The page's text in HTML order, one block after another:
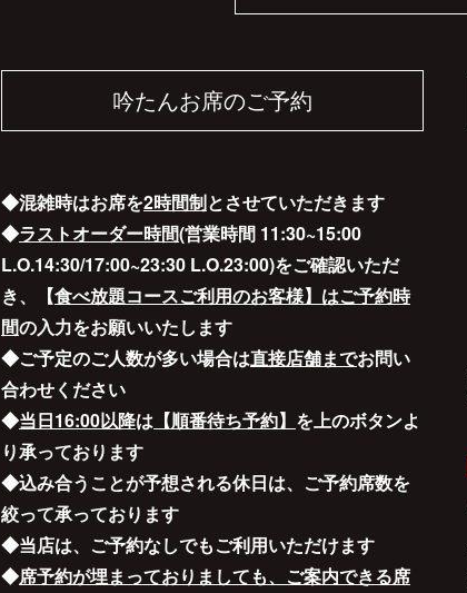
吟たんお席のご予約
◆混雑時はお席を2時間制とさせていただきます
◆ラストオーダー時間(営業時間 11:30~15:00
L.O.14:30/17:00~23:30 L.O.23:00)をご確認いただ
き、【食べ放題コースご利用のお客様】はご予約時
間の入力をお願いいたします
◆ご予定のご人数が多い場合は直接店舗までお問い
合わせください
◆当日16:00以降は 【順番待ち予約】 を上のボタンよ
り承っております
◆込み合うことが予想される休日は、ご予約席数を
絞って承っております
◆当店は、ご予約なしでもご利用いただけます
◆席予約が埋まっておりましても、ご案内できる席